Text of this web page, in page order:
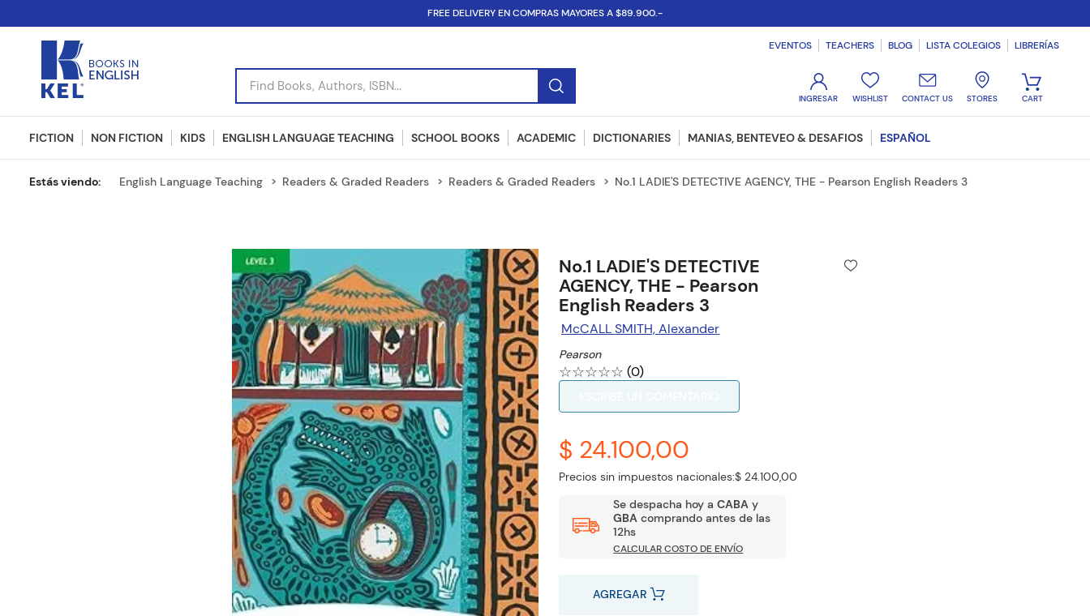
FREE DELIVERY EN COMPRAS MAYORES A $89.900.-
Find Books, Authors, ISBN...
EVENTOS TEACHERS BLOG LISTA COLEGIOS LIBRERÍAS
WISHLIST CONTACT US STORES
FICTION NON FICTION KIDS ENGLISH LANGUAGE TEACHING SCHOOL BOOKS ACADEMIC DICTIONARIES MANIAS, BENTEVEO & DESAFIOS ESPAÑOL
English Language Teaching Readers & Graded Readers Readers & Graded Readers No.1 LADIE'S DETECTIVE AGENCY, THE - Pearson English Readers 3
No.1 LADIE'S DETECTIVE
AGENCY, THE - Pearson
English Readers 3
McCALL SMITH, Alexander
Pearson
☆☆☆☆☆ (0)
$ 24.100,00
Precios sin impuestos nacionales:$ 24.100,00
Se despacha hoy aCABA y
GBA comprando antes de las
12hs
CALCULAR COSTO DE ENVÍO
AGREGAR